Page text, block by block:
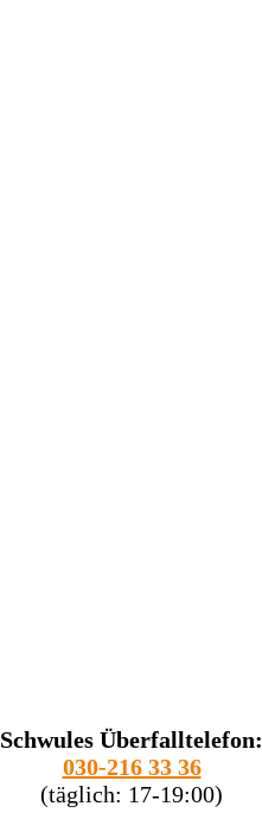
Schwules Überfalltelefon:
030-216 33 36
(täglich: 17-19:00)